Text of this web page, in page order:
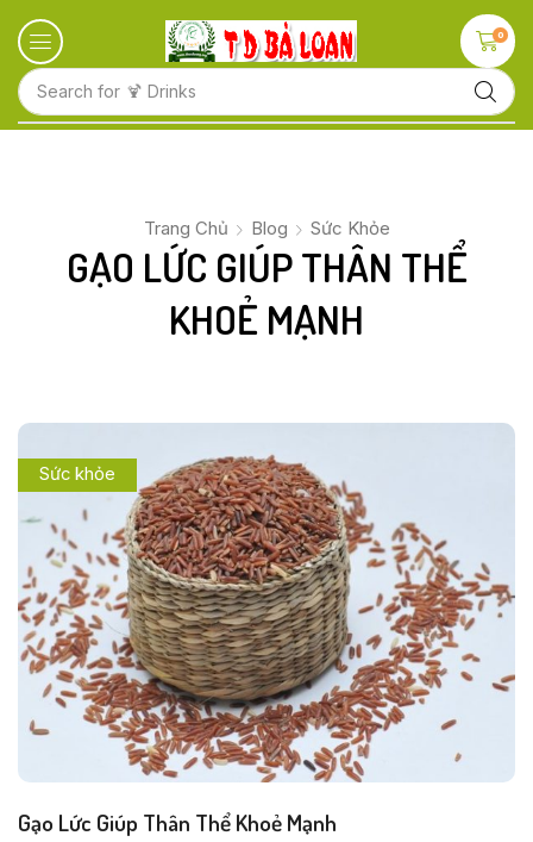
Search for 🍋 Fruits
0
Trang Chủ Blog Sức Khỏe
GẠO LỨC GIÚP THÂN THỂ
KHOẺ MẠNH
Sức khỏe
Gạo Lức Giúp Thân Thể Khoẻ Mạnh